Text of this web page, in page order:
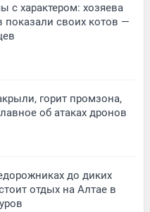
с характером: хозяева
своих котов —
горит промзона,
об атаках дронов
до диких
отдых на Алтае в